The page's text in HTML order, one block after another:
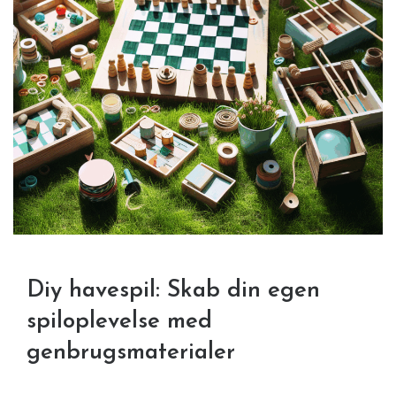
Diy havespil: Skab din egen
spiloplevelse med
genbrugsmaterialer